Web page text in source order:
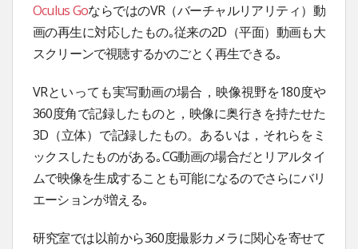
Oculus GoならではのVR（バーチャルリアリティ）動
画の再生に対応したもの｡従来の2D（平面）動画も大
スクリーンで視聴するかのごとく再生できる｡
VRといっても実写動画の場合，映像視野を180度や
360度角で記録したものと，映像に奥行きを持たせた
3D（立体）で記録したもの。あるいは，それらをミ
ックスしたものがある｡CG動画の場合だとリアルタイ
ムで映像を生成することも可能になるのでさらにバリ
エーションが増える｡
研究室では以前から360度撮影カメラに関心を寄せて